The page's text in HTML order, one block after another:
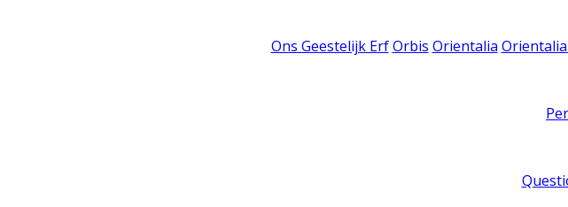
Ons Geestelijk Erf Orbis Orientalia